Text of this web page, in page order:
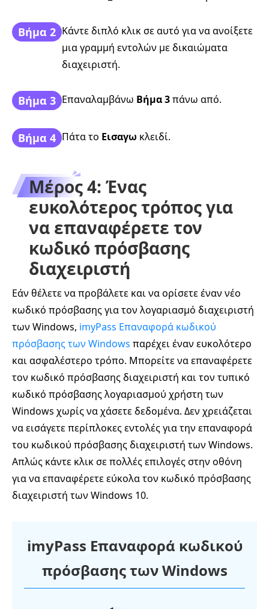
Βήμα 2 Κάντε διπλό κλικ σε αυτό για να ανοίξετε
μια γραμμή εντολών με δικαιώματα
διαχειριστή.
Βήμα 3 Επαναλαμβάνω Βήμα 3πάνω από.
Βήμα 4 Πάτα το Εισαγω κλειδί.
Μέρος 4: Ένας
ευκολότερος τρόπος για
να επαναφέρετε τον
κωδικό πρόσβασης
διαχειριστή
Εάν θέλετε να προβάλετε και να ορίσετε έναν νέο
κωδικό πρόσβασης για τον λογαριασμό διαχειριστή
των Windows, imyPass Επαναφορά κωδικού
πρόσβασης των Windows παρέχει έναν ευκολότερο
και ασφαλέστερο τρόπο. Μπορείτε να επαναφέρετε
τον κωδικό πρόσβασης διαχειριστή και τον τυπικό
κωδικό πρόσβασης λογαριασμού χρήστη των
Windows χωρίς να χάσετε δεδομένα. Δεν χρειάζεται
να εισάγετε περίπλοκες εντολές για την επαναφορά
του κωδικού πρόσβασης διαχειριστή των Windows.
Απλώς κάντε κλικ σε πολλές επιλογές στην οθόνη
για να επαναφέρετε εύκολα τον κωδικό πρόσβασης
διαχειριστή των Windows 10.
imyPass Επαναφορά κωδικού
πρόσβασης των Windows